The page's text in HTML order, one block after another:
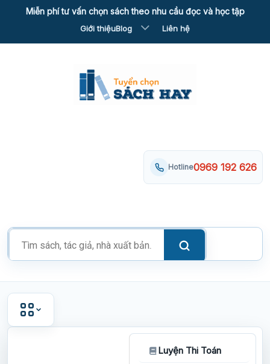
Miễn phí tư vấn chọn sách theo nhu cầu đọc và học tập
Giới thiệuBlog Liên hệ
Tìm
kiếm
phẩm
Hotline0969 192 626
Luyện Thi Toán